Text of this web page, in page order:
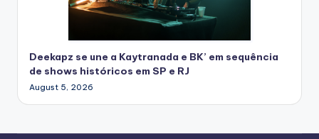
Deekapz se une a Kaytranada e BK’ em sequência
de shows históricos em SP e RJ
August 5, 2026